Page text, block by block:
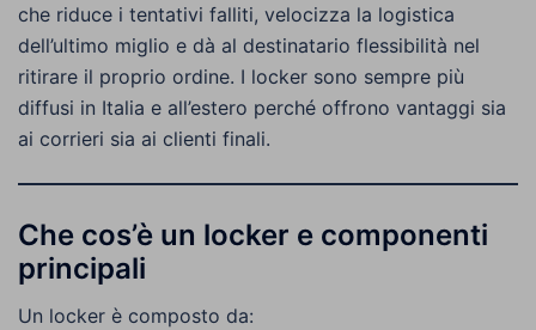
che riduce i tentativi falliti, velocizza la logistica
dell’ultimo miglio e dà al destinatario flessibilità nel
ritirare il proprio ordine. I locker sono sempre più
diffusi in Italia e all’estero perché offrono vantaggi sia
ai corrieri sia ai clienti finali.
Che cos’è un locker e componenti
principali
Un locker è composto da: